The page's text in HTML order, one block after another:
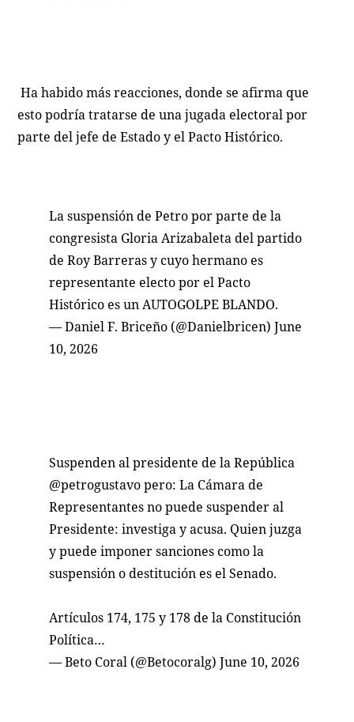
Ha habido más reacciones, donde se afirma que
esto podría tratarse de una jugada electoral por
parte del jefe de Estado y el Pacto Histórico.
La suspensión de Petro por parte de la
congresista Gloria Arizabaleta del partido
de Roy Barreras y cuyo hermano es
representante electo por el Pacto
Histórico es un AUTOGOLPE BLANDO.
— Daniel F. Briceño (@Danielbricen)June
10, 2026
Suspenden al presidente de la República
@petrogustavopero: La Cámara de
Representantes no puede suspender al
Presidente: investiga y acusa. Quien juzga
y puede imponer sanciones como la
suspensión o destitución es el Senado.
Artículos 174, 175 y 178 de la Constitución
Política…
— Beto Coral (@Betocoralg)June 10, 2026